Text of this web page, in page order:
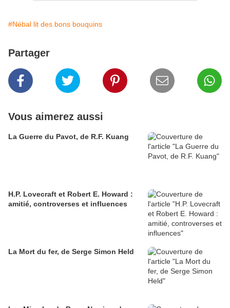
#Nébal lit des bons bouquins
Partager
Vous aimerez aussi
La Guerre du Pavot, de R.F. Kuang
H.P. Lovecraft et Robert E. Howard :
amitié, controverses et influences
La Mort du fer, de Serge Simon Held